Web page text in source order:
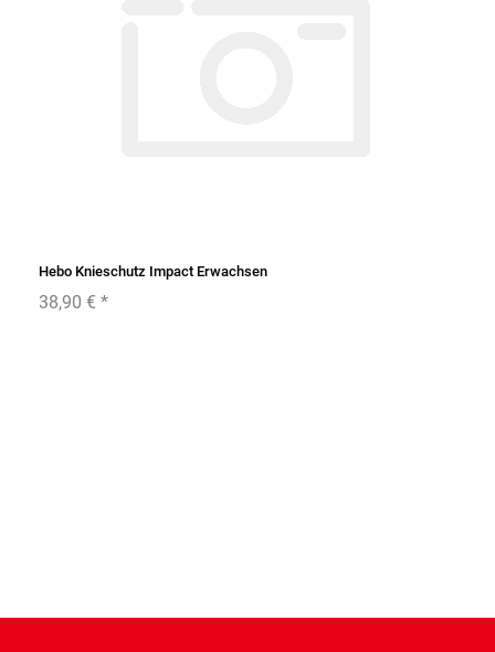
Hebo Knieschutz Impact Erwachsen
38,90 € *